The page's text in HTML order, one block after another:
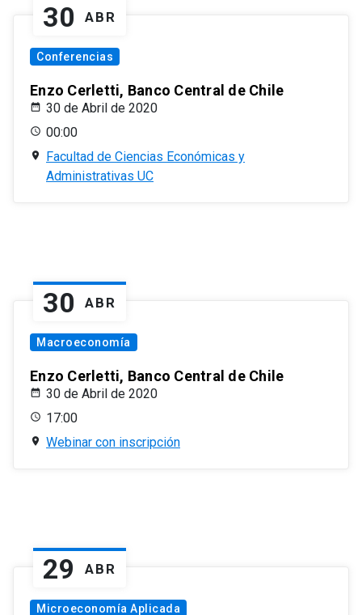
30 ABR
Conferencias
Enzo Cerletti, Banco Central de Chile
30 de Abril de 2020
00:00
Facultad de Ciencias Económicas y
Administrativas UC
30 ABR
Macroeconomía
Enzo Cerletti, Banco Central de Chile
30 de Abril de 2020
17:00
Webinar con inscripción
29 ABR
Microeconomía Aplicada